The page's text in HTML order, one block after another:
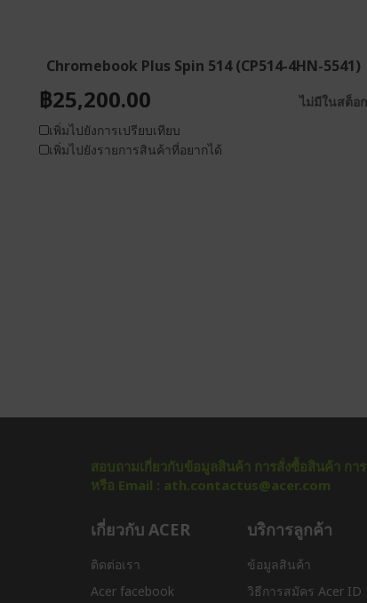
Chromebook Plus Spin 514 (CP514-4HN-5541)
฿25,200.00
ไม่มีในสต็อก
เพิ่มไปยังการเปรียบเทียบ
เพิ่มไปยังรายการสินค้าที่อยากได้
สอบถามเกี่ยวกับข้อมูลสินค้า การสั่งซื้อสินค้า ก
หรือ Email : ath.contactus@acer.com
เกี่ยวกับ ACER
ติดต่อเรา
Acer facebook
บริการลูกค้า
ข้อมูลสินค้า
วิธีการสมัคร Acer ID